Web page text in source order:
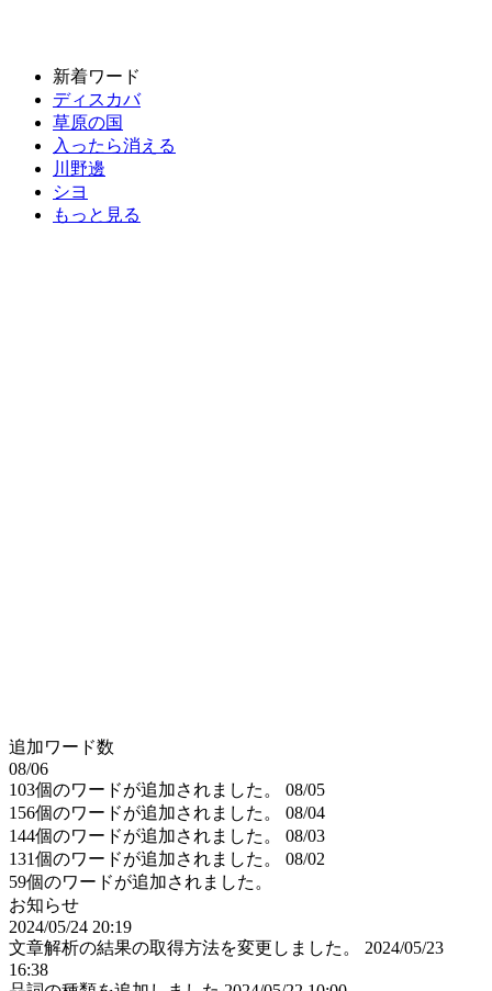
新着ワード
ディスカバ
草原の国
入ったら消える
川野邊
シヨ
もっと見る
追加ワード数
08/06
103個のワードが追加されました。
08/05
156個のワードが追加されました。
08/04
144個のワードが追加されました。
08/03
131個のワードが追加されました。
08/02
59個のワードが追加されました。
お知らせ
2024/05/24 20:19
文章解析の結果の取得方法を変更しました。
2024/05/23
16:38